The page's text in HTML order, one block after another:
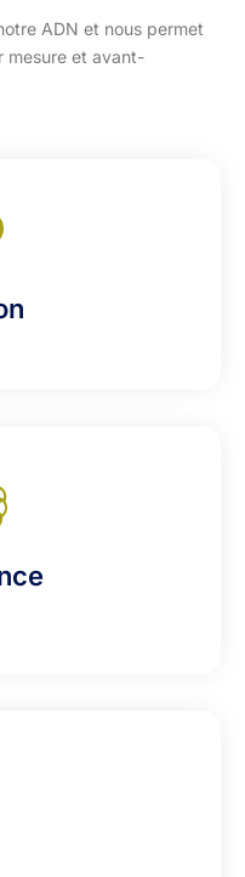
ADN et nous permet
mesure et avant-